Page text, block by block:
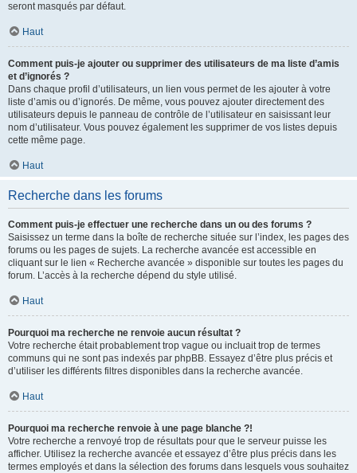
seront masqués par défaut.
Haut
Comment puis-je ajouter ou supprimer des utilisateurs de ma liste d’amis
et d’ignorés ?
Dans chaque profil d’utilisateurs, un lien vous permet de les ajouter à votre
liste d’amis ou d’ignorés. De même, vous pouvez ajouter directement des
utilisateurs depuis le panneau de contrôle de l’utilisateur en saisissant leur
nom d’utilisateur. Vous pouvez également les supprimer de vos listes depuis
cette même page.
Haut
Recherche dans les forums
Comment puis-je effectuer une recherche dans un ou des forums ?
Saisissez un terme dans la boîte de recherche située sur l’index, les pages des
forums ou les pages de sujets. La recherche avancée est accessible en
cliquant sur le lien « Recherche avancée » disponible sur toutes les pages du
forum. L’accès à la recherche dépend du style utilisé.
Haut
Pourquoi ma recherche ne renvoie aucun résultat ?
Votre recherche était probablement trop vague ou incluait trop de termes
communs qui ne sont pas indexés par phpBB. Essayez d’être plus précis et
d’utiliser les différents filtres disponibles dans la recherche avancée.
Haut
Pourquoi ma recherche renvoie à une page blanche ?!
Votre recherche a renvoyé trop de résultats pour que le serveur puisse les
afficher. Utilisez la recherche avancée et essayez d’être plus précis dans les
termes employés et dans la sélection des forums dans lesquels vous souhaitez